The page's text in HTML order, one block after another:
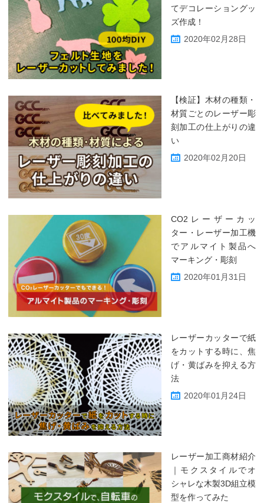
てデコレーショングッ
ズ作成！
2020年02月28日
【検証】木材の種類・
材質ごとのレーザー彫
刻加工の仕上がりの違
い
2020年02月20日
CO2レーザーカッ
ター・レーザー加工機
でアルマイト製品へ
マーキング・彫刻
2020年01月31日
レーザーカッターで紙
をカットする時に、焦
げ・黄ばみを抑える方
法
2020年01月24日
レーザー加工商材紹介
｜モクスタイルでオ
シャレな木製3D組立模
型を作ってみた